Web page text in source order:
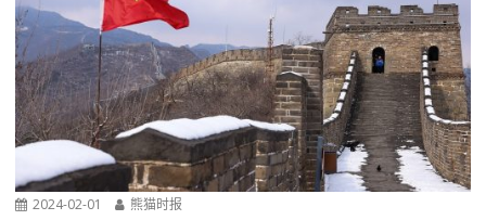
2024-02-01 熊猫时报